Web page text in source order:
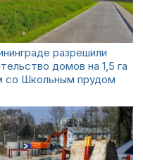
разрешили
домов на 1,5 га
со Школьным прудом